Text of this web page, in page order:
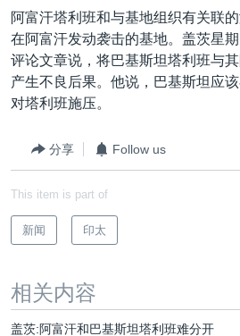
索
全球议题
环境
美国建国250周年
埃博拉疫情
美国之音专访
南中国海争端
关注西藏
GEN Z 看美国
关注我们
其他语言网站
阿富汗塔利班和与基地组织有关联
在阿富汗发动袭击的基地。盖茨星
评论文章说，将巴基斯坦塔利班与
产生不良后果。他说，巴基斯坦应
对塔利班施压。
分享 Follow us
This item is part of
新闻 印太
相关内容
盖茨:阿富汗和巴基斯坦塔利班难分开